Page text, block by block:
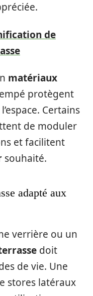
de
matériaux
protègent
Certains
de moduler
et facilitent
souhaité.
adapté aux
verrière ou un
doit
de vie. Une
stores latéraux